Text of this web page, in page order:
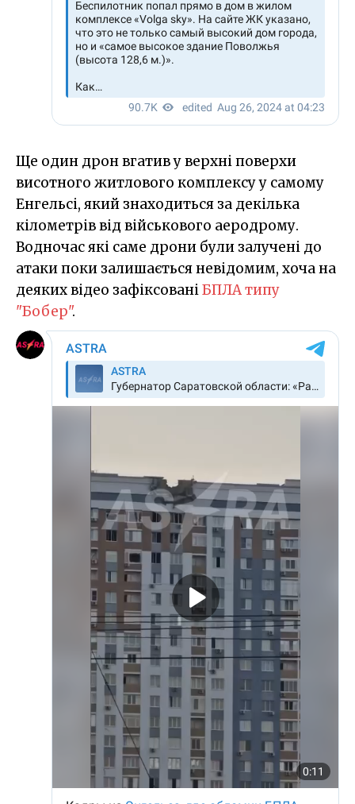
Ще один дрон вгатив у верхні поверхи
висотного житлового комплексу у самому
Енгельсі, який знаходиться за декілька
кілометрів від військового аеродрому.
Водночас які саме дрони були залучені до
атаки поки залишається невідомим, хоча на
деяких відео зафіксованіБПЛА типу
"Бобер".